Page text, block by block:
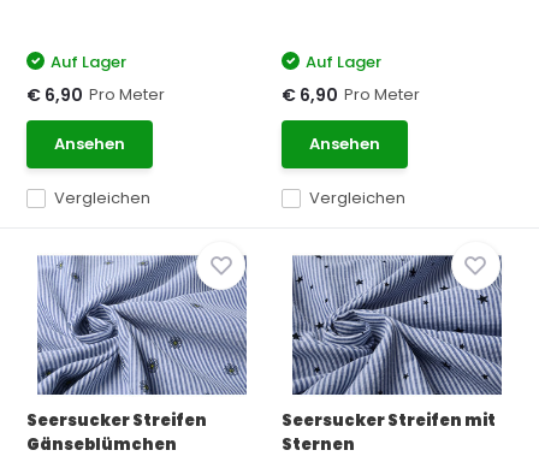
Vergleichen
Auf Lager
€ 6,90 Pro Meter
Ansehen
Vergleichen
Auf Lager
€ 6,90 Pro Meter
Ansehen
Seersucker Streifen
Gänseblümchen
Seersucker Streifen mit
Sternen